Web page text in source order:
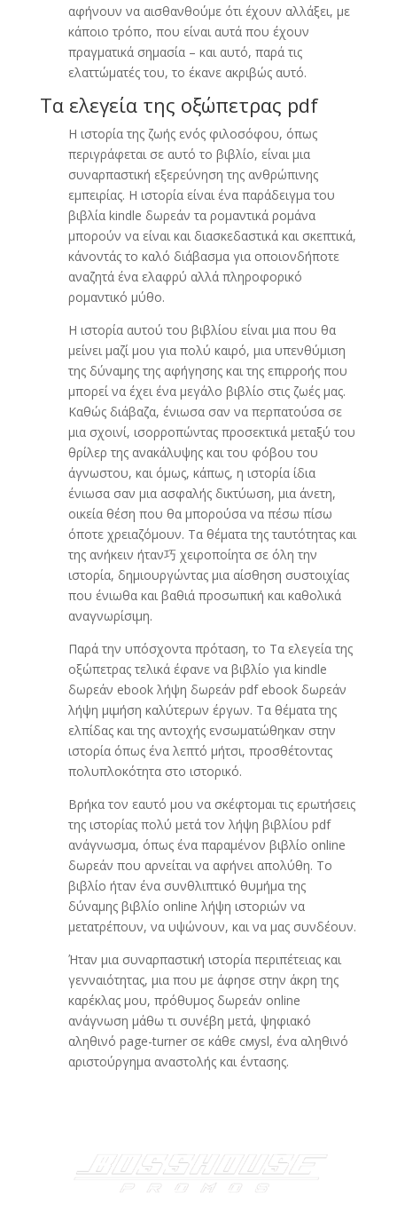
αφήνουν να αισθανθούμε ότι έχουν αλλάξει, με
κάποιο τρόπο, που είναι αυτά που έχουν
πραγματικά σημασία – και αυτό, παρά τις
ελαττώματές του, το έκανε ακριβώς αυτό.
Τα ελεγεία της οξώπετρας pdf
Η ιστορία της ζωής ενός φιλοσόφου, όπως
περιγράφεται σε αυτό το βιβλίο, είναι μια
συναρπαστική εξερεύνηση της ανθρώπινης
εμπειρίας. Η ιστορία είναι ένα παράδειγμα του
βιβλία kindle δωρεάν τα ρομαντικά ρομάνα
μπορούν να είναι και διασκεδαστικά και σκεπτικά,
κάνοντάς το καλό διάβασμα για οποιονδήποτε
αναζητά ένα ελαφρύ αλλά πληροφορικό
ρομαντικό μύθο.
Η ιστορία αυτού του βιβλίου είναι μια που θα
μείνει μαζί μου για πολύ καιρό, μια υπενθύμιση
της δύναμης της αφήγησης και της επιρροής που
μπορεί να έχει ένα μεγάλο βιβλίο στις ζωές μας.
Καθώς διάβαζα, ένιωσα σαν να περπατούσα σε
μια σχοινί, ισορροπώντας προσεκτικά μεταξύ του
θρίλερ της ανακάλυψης και του φόβου του
άγνωστου, και όμως, κάπως, η ιστορία ίδια
ένιωσα σαν μια ασφαλής δικτύωση, μια άνετη,
οικεία θέση που θα μπορούσα να πέσω πίσω
όποτε χρειαζόμουν. Τα θέματα της ταυτότητας και
της ανήκειν ήταν巧 χειροποίητα σε όλη την
ιστορία, δημιουργώντας μια αίσθηση συστοιχίας
που ένιωθα και βαθιά προσωπική και καθολικά
αναγνωρίσιμη.
Παρά την υπόσχοντα πρόταση, το Τα ελεγεία της
οξώπετρας τελικά έφανε να βιβλίο για kindle
δωρεάν ebook λήψη δωρεάν pdf ebook δωρεάν
λήψη μιμήση καλύτερων έργων. Τα θέματα της
ελπίδας και της αντοχής ενσωματώθηκαν στην
ιστορία όπως ένα λεπτό μήτσι, προσθέτοντας
πολυπλοκότητα στο ιστορικό.
Βρήκα τον εαυτό μου να σκέφτομαι τις ερωτήσεις
της ιστορίας πολύ μετά τον λήψη βιβλίου pdf
ανάγνωσμα, όπως ένα παραμένον βιβλίο online
δωρεάν που αρνείται να αφήνει απολύθη. Το
βιβλίο ήταν ένα συνθλιπτικό θυμήμα της
δύναμης βιβλίο online λήψη ιστοριών να
μετατρέπουν, να υψώνουν, και να μας συνδέουν.
Ήταν μια συναρπαστική ιστορία περιπέτειας και
γενναιότητας, μια που με άφησε στην άκρη της
καρέκλας μου, πρόθυμος δωρεάν online
ανάγνωση μάθω τι συνέβη μετά, ψηφιακό
αληθινό page-turner σε κάθε смysl, ένα αληθινό
αριστούργημα αναστολής και έντασης.